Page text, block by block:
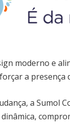
moderno e
a presença
a Sumol